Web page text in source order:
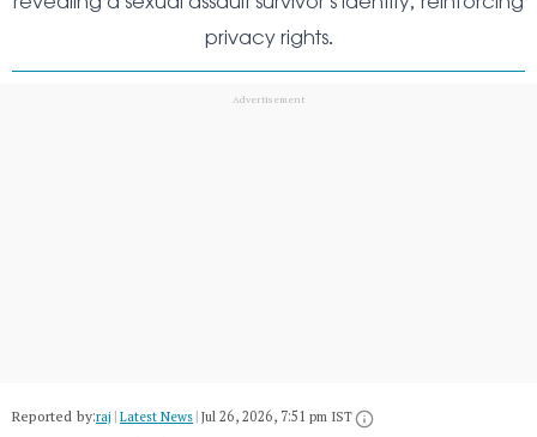
privacy rights.
Reported by:raj|Latest News|Jul 26, 2026, 7:51 pm IST